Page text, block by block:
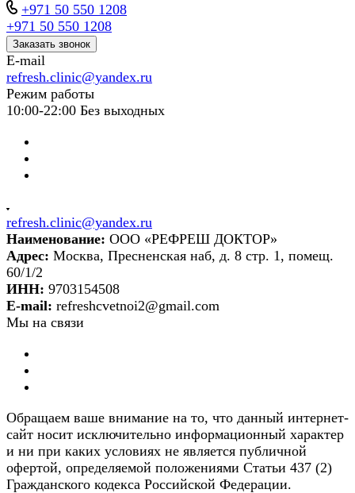
+971 50 550 1208
+971 50 550 1208
Заказать звонок
E-mail
refresh.clinic@yandex.ru
Режим работы
10:00-22:00 Без выходных
refresh.clinic@yandex.ru
Наименование: ООО «РЕФРЕШ ДОКТОР»
Адрес: Москва, Пресненская наб, д. 8 стр. 1, помещ.
60/1/2
ИНН: 9703154508
E-mail: refreshcvetnoi2@gmail.com
Мы на связи
Обращаем ваше внимание на то, что данный интернет-
сайт носит исключительно информационный характер
и ни при каких условиях не является публичной
офертой, определяемой положениями Статьи 437 (2)
Гражданского кодекса Российской Федерации.